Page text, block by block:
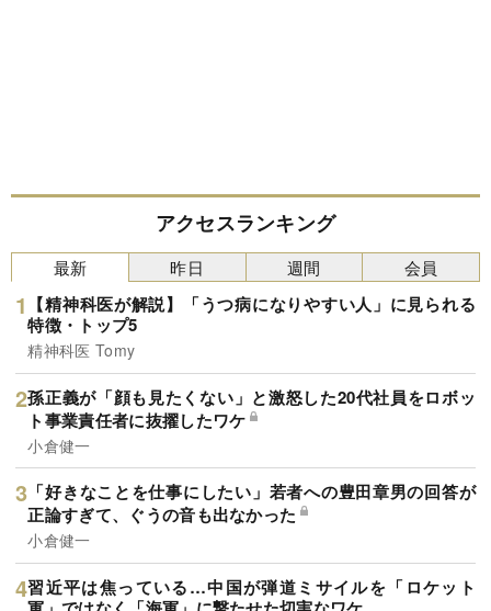
アクセスランキング
最新
【精神科医が解説】「うつ病になりやすい人」に見られる
特徴・トップ5
精神科医 Tomy
孫正義が「顔も見たくない」と激怒した20代社員をロボッ
ト事業責任者に抜擢したワケ
小倉健一
「好きなことを仕事にしたい」若者への豊田章男の回答が
正論すぎて、ぐうの音も出なかった
小倉健一
習近平は焦っている…中国が弾道ミサイルを「ロケット
昨日 週間 会員